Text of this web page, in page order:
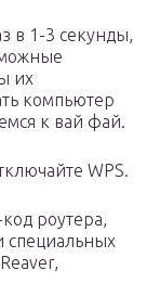
в 1-3 секунды,
их
компьютер
к вай фай.
WPS.
роутера,
специальных